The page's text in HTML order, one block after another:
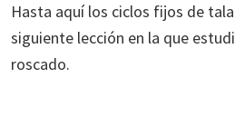
Hasta aquí los ciclos fijos de
siguiente lección en la que
roscado.